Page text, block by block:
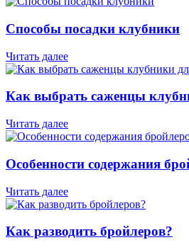
Способы посадки клубники
Читать далее
Как выбрать саженцы
Читать далее
Особенности содержания
Читать далее
Как разводить бройлеров?